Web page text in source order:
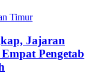
Timur
Jajaran
Pengetab